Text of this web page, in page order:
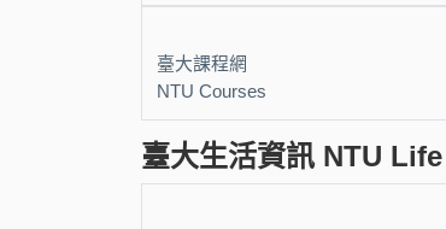
臺大課程網
NTU Courses
臺大生活資訊 NTU Life